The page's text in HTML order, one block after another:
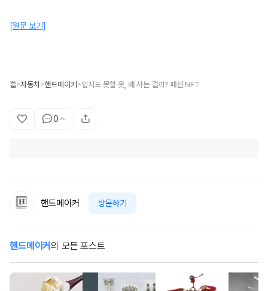
[원문 보기]
홈>자동차>핸드메이커>입지도 못할 옷, 왜 사는 걸까? 패션 NFT
0
핸드메이커 방문하기
핸드메이커의 모든 포스트